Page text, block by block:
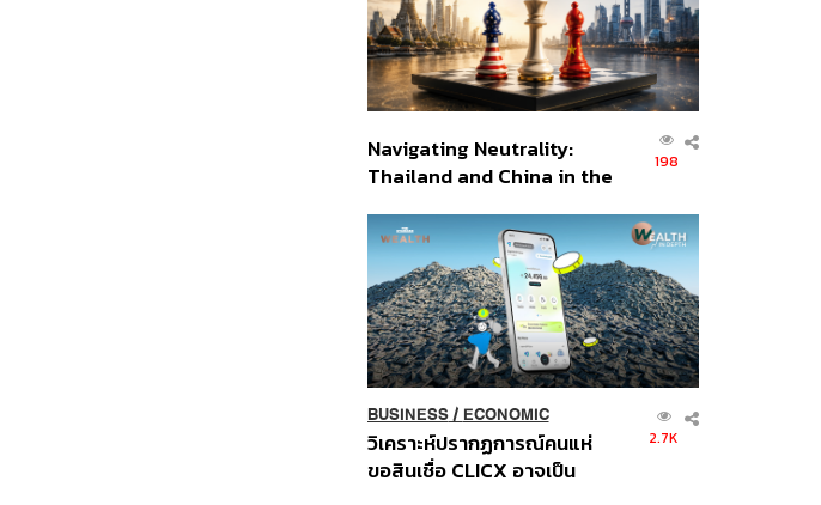
Navigating Neutrality:
Thailand and China in the
Order
198
BUSINESS/ ECONOMIC
วิเคราะห์ปรากฏการณ์คนแห่
ขอสินเชื่อ CLICX อาจเป็น
2.7K